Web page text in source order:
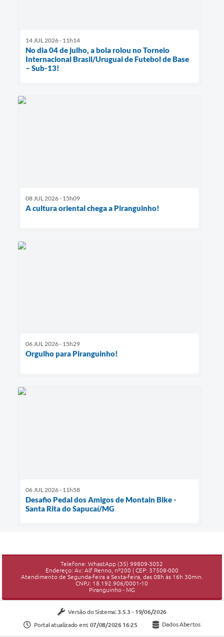
14 JUL 2026 - 11h14
No dia 04 de julho, a bola rolou no Torneio
Internacional Brasil/Uruguai de Futebol de Base
– Sub-13!
08 JUL 2026 - 15h09
A cultura oriental chega a Piranguinho!
06 JUL 2026 - 15h29
Orgulho para Piranguinho!
06 JUL 2026 - 11h58
Desafio Pedal dos Amigos de Montain Bike -
Santa Rita do Sapucaí/MG
Telefone: WhastApp (35) 99809-3052
Endereço: Av: Alf Renno, nº200 | CEP: 37508-000
Atendimento de Segunda-feira a Sexta-feira, das 08h às 16h 30min.
CNPJ: 18.192.906/0001-10
Piranguinho - MG
Versão do Sistema: 3.5.3 - 19/06/2026
Portal atualizado em: 07/08/2026 16:25 Dados Abertos